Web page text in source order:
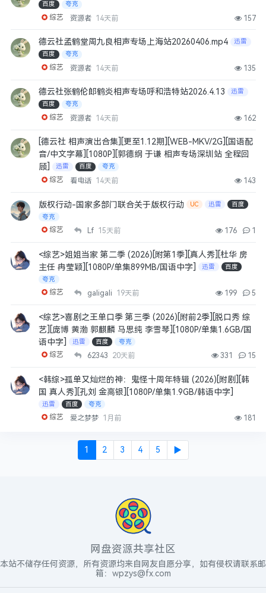
百度
夸克
综艺 资源者 14天前 157
德云社孟鹤堂周九良相声专场上海站20260406.mp4
迅雷
百度
夸克
综艺 资源者 14天前 135
德云社张鹤伦郎鹤炎相声专场呼和浩特站2026.4.13
迅雷
百度
夸克
综艺 资源者 14天前 162
[德云社 相声演出合集][更至1.12期][WEB-MKV/2G][国语配
音/中文字幕][1080P][郭德纲 于谦 相声专场深圳站 全程回
顾]
迅雷 百度 夸克
综艺 看电话 14天前 143
版权行动-国家多部门联合关于版权行动 UC 迅雷
百度
夸克
综艺 Lf 15天前 176 1
<综艺>姐姐当家 第二季 (2026)[附第1季][真人秀][杜华 房
主任 冉莹颖][1080P/单集899MB/国语中字]
迅雷
百度
夸克
综艺 galigali 19天前 199 5
<综艺>喜剧之王单口季 第三季 (2026)[附前2季][脱口秀 综
艺][庞博 黄渤 郭麒麟 马思纯 李雪琴][1080P/单集1.6GB/国
语中字]
迅雷 百度 夸克
综艺 62343 20天前 331 15
<韩综>孤单又灿烂的神：鬼怪十周年特辑 (2026)[附剧][韩
国 真人秀][孔刘 金高银][1080P/单集1.9GB/韩语中字]
迅雷 百度 夸克
综艺 爱之梦梦 1月前 181
1 2 3 4 5 ▶
网盘资源共享社区
本站不储存任何资源，所有资源均来自网友自愿分享，如有侵权请联系邮
箱：wpzys@fx.com